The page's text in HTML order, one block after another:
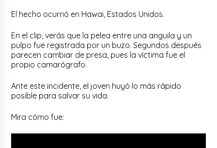
El hecho ocurrió en Hawai, Estados Unidos.
En el clip, verás que la pelea entre una anguila y un
pulpo fue registrada por un buzo. Segundos después
parecen cambiar de presa, pues la víctima fue el
propio camarógrafo.
Ante este incidente, el joven huyó lo más rápido
posible para salvar su vida.
Mira cómo fue: